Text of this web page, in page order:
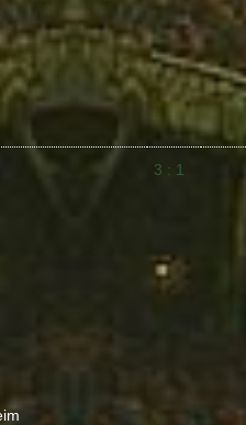
3 : 1